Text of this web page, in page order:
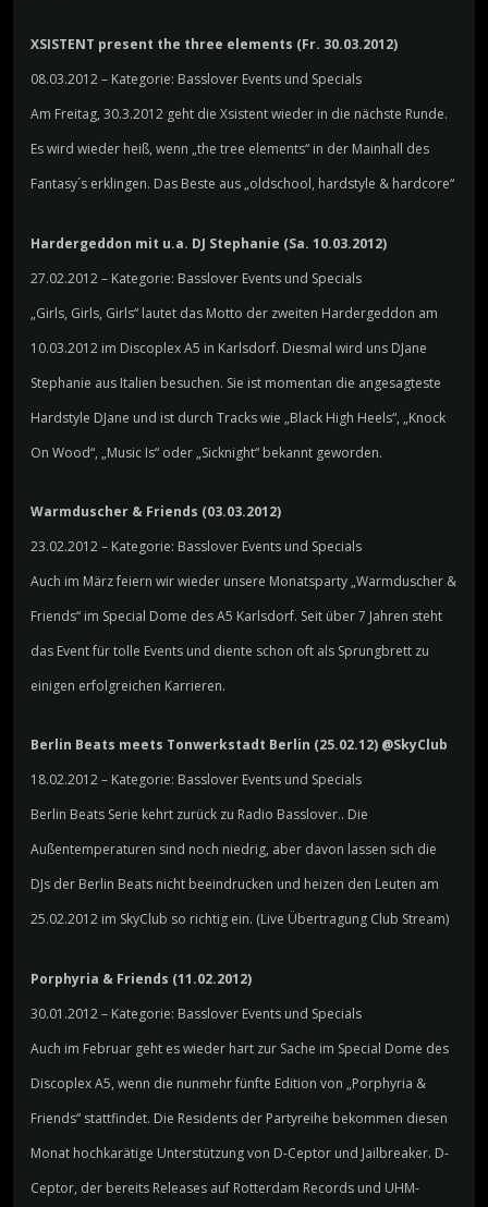
XSISTENT present the three elements (Fr. 30.03.2012)
08.03.2012 – Kategorie: Basslover Events und Specials
Am Freitag, 30.3.2012 geht die Xsistent wieder in die nächste Runde.
Es wird wieder heiß, wenn „the tree elements“ in der Mainhall des
Fantasy´s erklingen. Das Beste aus „oldschool, hardstyle & hardcore“
Hardergeddon mit u.a. DJ Stephanie (Sa. 10.03.2012)
27.02.2012 – Kategorie: Basslover Events und Specials
„Girls, Girls, Girls“ lautet das Motto der zweiten Hardergeddon am
10.03.2012 im Discoplex A5 in Karlsdorf. Diesmal wird uns DJane
Stephanie aus Italien besuchen. Sie ist momentan die angesagteste
Hardstyle DJane und ist durch Tracks wie „Black High Heels“, „Knock
On Wood“, „Music Is“ oder „Sicknight“ bekannt geworden.
Warmduscher & Friends (03.03.2012)
23.02.2012 – Kategorie: Basslover Events und Specials
Auch im März feiern wir wieder unsere Monatsparty „Warmduscher &
Friends“ im Special Dome des A5 Karlsdorf. Seit über 7 Jahren steht
das Event für tolle Events und diente schon oft als Sprungbrett zu
einigen erfolgreichen Karrieren.
Berlin Beats meets Tonwerkstadt Berlin (25.02.12) @SkyClub
18.02.2012 – Kategorie: Basslover Events und Specials
Berlin Beats Serie kehrt zurück zu Radio Basslover.. Die
Außentemperaturen sind noch niedrig, aber davon lassen sich die
DJs der Berlin Beats nicht beeindrucken und heizen den Leuten am
25.02.2012 im SkyClub so richtig ein. (Live Übertragung Club Stream)
Porphyria & Friends (11.02.2012)
30.01.2012 – Kategorie: Basslover Events und Specials
Auch im Februar geht es wieder hart zur Sache im Special Dome des
Discoplex A5, wenn die nunmehr fünfte Edition von „Porphyria &
Friends“ stattfindet. Die Residents der Partyreihe bekommen diesen
Monat hochkarätige Unterstützung von D-Ceptor und Jailbreaker. D-
Ceptor, der bereits Releases auf Rotterdam Records und UHM-